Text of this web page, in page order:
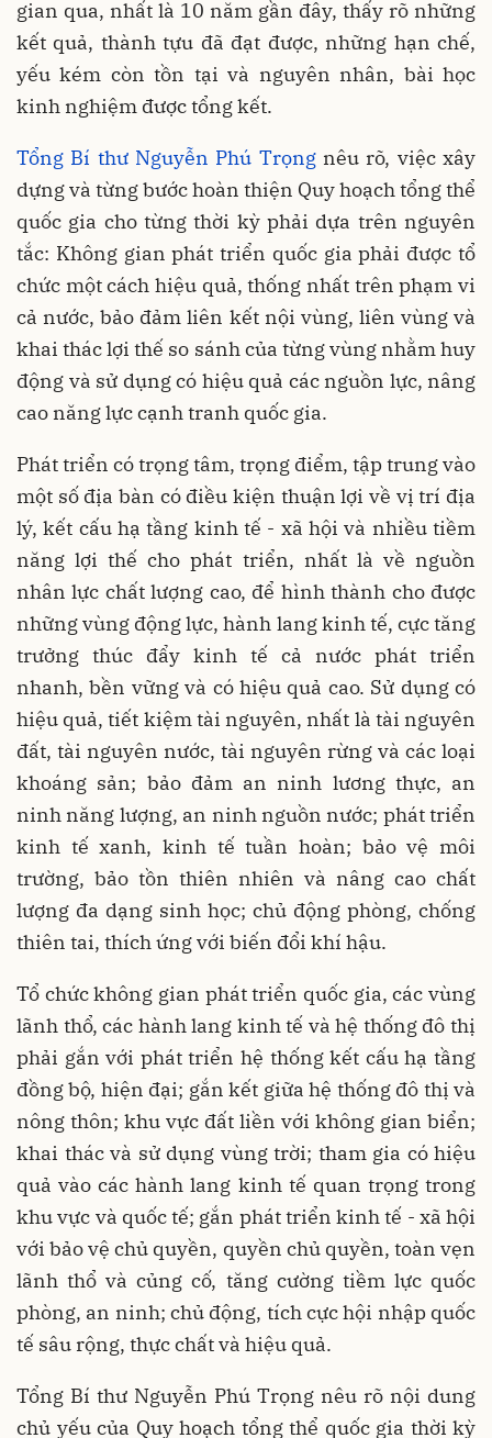
gian qua, nhất là 10 năm gần đây, thấy rõ những
kết quả, thành tựu đã đạt được, những hạn chế,
yếu kém còn tồn tại và nguyên nhân, bài học
kinh nghiệm được tổng kết.
Tổng Bí thư Nguyễn Phú Trọngnêu rõ, việc xây
dựng và từng bước hoàn thiện Quy hoạch tổng thể
quốc gia cho từng thời kỳ phải dựa trên nguyên
tắc: Không gian phát triển quốc gia phải được tổ
chức một cách hiệu quả, thống nhất trên phạm vi
cả nước, bảo đảm liên kết nội vùng, liên vùng và
khai thác lợi thế so sánh của từng vùng nhằm huy
động và sử dụng có hiệu quả các nguồn lực, nâng
cao năng lực cạnh tranh quốc gia.
Phát triển có trọng tâm, trọng điểm, tập trung vào
một số địa bàn có điều kiện thuận lợi về vị trí địa
lý, kết cấu hạ tầng kinh tế - xã hội và nhiều tiềm
năng lợi thế cho phát triển, nhất là về nguồn
nhân lực chất lượng cao, để hình thành cho được
những vùng động lực, hành lang kinh tế, cực tăng
trưởng thúc đẩy kinh tế cả nước phát triển
nhanh, bền vững và có hiệu quả cao. Sử dụng có
hiệu quả, tiết kiệm tài nguyên, nhất là tài nguyên
đất, tài nguyên nước, tài nguyên rừng và các loại
khoáng sản; bảo đảm an ninh lương thực, an
ninh năng lượng, an ninh nguồn nước; phát triển
kinh tế xanh, kinh tế tuần hoàn; bảo vệ môi
trường, bảo tồn thiên nhiên và nâng cao chất
lượng đa dạng sinh học; chủ động phòng, chống
thiên tai, thích ứng với biến đổi khí hậu.
Tổ chức không gian phát triển quốc gia, các vùng
lãnh thổ, các hành lang kinh tế và hệ thống đô thị
phải gắn với phát triển hệ thống kết cấu hạ tầng
đồng bộ, hiện đại; gắn kết giữa hệ thống đô thị và
nông thôn; khu vực đất liền với không gian biển;
khai thác và sử dụng vùng trời; tham gia có hiệu
quả vào các hành lang kinh tế quan trọng trong
khu vực và quốc tế; gắn phát triển kinh tế - xã hội
với bảo vệ chủ quyền, quyền chủ quyền, toàn vẹn
lãnh thổ và củng cố, tăng cường tiềm lực quốc
phòng, an ninh; chủ động, tích cực hội nhập quốc
tế sâu rộng, thực chất và hiệu quả.
Tổng Bí thư Nguyễn Phú Trọng nêu rõ nội dung
chủ yếu của Quy hoạch tổng thể quốc gia thời kỳ